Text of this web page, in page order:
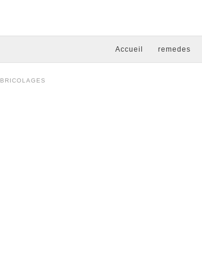
Accueil remedes
BRICOLAGES